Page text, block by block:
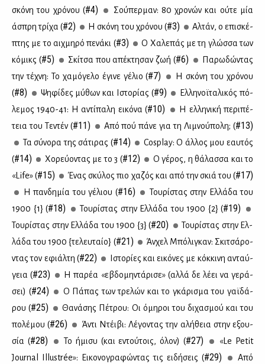
σκό­νη του χρό­νου (#4)
Σού­περ­μαν: 80 χρο­νών και ού­τε μία
άσπρη τρί­χα (#2) Η σκό­νη του χρό­νου (#3)
Αλ­τάν, ο επι­σκέ­
πτης με το αιχ­μη­ρό πε­νά­κι (#3)
Ο Χα­λε­πάς με τη γλώσ­σα των
κό­μικς (#5) Σκί­τσα που απέ­κτη­σαν ζωή (#6)
Πα­ρω­δώ­ντας
την τέ­χνη: Το χα­μό­γε­λο έγι­νε γέ­λιο (#7)
Η σκό­νη του χρό­νου
(#8) Ψη­φί­δες μύ­θων και Ιστο­ρί­ας (#9)
Ελ­λη­νοϊ­τα­λι­κός πό­
λε­μος 1940-41: Η αντί­πα­λη ει­κό­να (#10)
Η ελ­λη­νι­κή πε­ρι­πέ­
τεια του Τε­ντέν (#11) Από πού πά­νε για τη Λι­μνού­πο­λη; (#13)
Τα σύ­νο­ρα της σά­τι­ρας (#14)
Cosplay: Ο άλ­λος μου εαυ­τός
(#14) Χο­ρεύ­ο­ντας με το 3 (#12)
Ο γέ­ρος, η θά­λασ­σα και το
«Life» (#15) Ένας σκύ­λος πιο χα­ζός και από την σκιά του (#17)
Η παν­δη­μία του γέ­λιου (#16)
Του­ρί­στας στην Ελ­λά­δα του
1900 {1} (#18) Του­ρί­στας στην Ελ­λά­δα του 1900 {2} (#19)
Του­ρί­στας στην Ελ­λά­δα του 1900 {3} (#20)
Του­ρί­στας στην Ελ­
λά­δα του 1900 {τε­λευ­ταίο} (#21)
Άν­χελ Μπό­λι­γκαν: Σκι­τσά­ρο­
ντας τον εφιάλ­τη (#22)
Ιστο­ρί­ες και ει­κό­νες με κόκ­κι­νη ανταύ­
γεια (#23)
Η πα­ρέα «εβδο­μη­ντά­ρι­σε» (αλ­λά δε λέ­ει να γε­ρά­
σει) (#24)
Ο Πά­πας των τρε­λών και το γκά­ρι­σμα του γαϊ­δά­
ρου (#25)
Θα­νά­σης Πέ­τρου: Οι όμη­ροι του δι­χα­σμού και του
πο­λέ­μου (#26)
Άντι Ντέι­βι: Λέ­γο­ντας την αλή­θεια στην εξου­
σία (#28) Το ήμι­συ (και εντού­τοις, όλον) (#27)
«Le Petit
Journal Illustrée»: Ει­κο­νο­γρα­φώ­ντας τις ει­δή­σεις (#29)
Από